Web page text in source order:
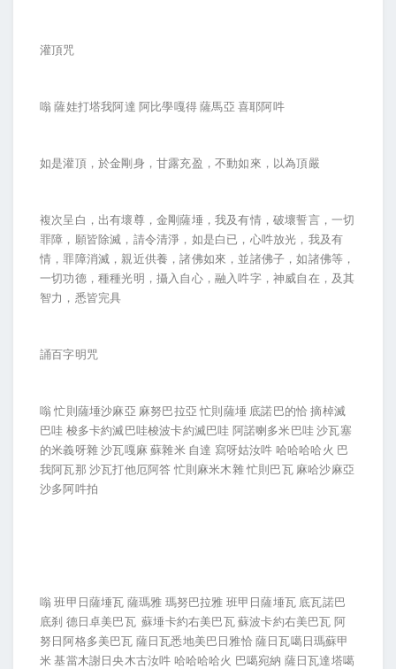
灌頂咒
嗡 薩娃打塔我阿達 阿比學嘎得 薩馬亞 喜耶阿吽
如是灌頂，於金剛身，甘露充盈，不動如來，以為頂嚴
複次呈白，出有壞尊，金剛薩埵，我及有情，破壞誓言，一切
罪障，願皆除滅，請令清淨，如是白已，心吽放光，我及有
情，罪障消滅，親近供養，諸佛如來，並諸佛子，如諸佛等，
一切功德，種種光明，攝入自心，融入吽字，神威自在，及其
智力，悉皆完具
誦百字明咒
嗡 忙則薩埵沙麻亞 麻努巴拉亞 忙則薩埵 底諾巴的恰 摘棹滅
巴哇 梭多卡約滅巴哇梭波卡約滅巴哇 阿諾喇多米巴哇 沙瓦塞
的米義呀雜 沙瓦嘎麻 蘇雜米 自達 寫呀姑汝吽 哈哈哈哈火 巴
我阿瓦那 沙瓦打他厄阿答 忙則麻米木雜 忙則巴瓦 麻哈沙麻亞
沙多阿吽拍
嗡 班甲日薩埵瓦 薩瑪雅 瑪努巴拉雅 班甲日薩埵瓦 底瓦諾巴
底刹 德日卓美巴瓦 蘇埵卡約右美巴瓦 蘇波卡約右美巴瓦 阿
努日阿格多美巴瓦 薩日瓦悉地美巴日雅恰 薩日瓦噶日瑪蘇甲
米 基當木謝日央木古汝吽 哈哈哈哈火 巴噶宛納 薩日瓦達塔噶